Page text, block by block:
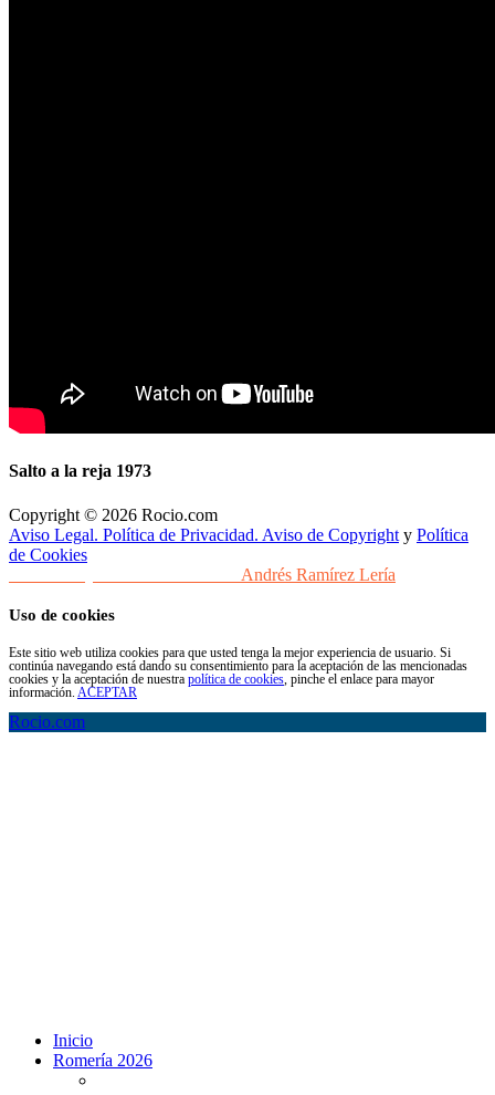
Salto a la reja 1973
Copyright © 2026 Rocio.com
Aviso Legal. Política de Privacidad. Aviso de Copyright y Política
de Cookies
Andrés Ramírez Lería
Uso de cookies
Este sitio web utiliza cookies para que usted tenga la mejor experiencia de usuario. Si
continúa navegando está dando su consentimiento para la aceptación de las mencionadas
cookies y la aceptación de nuestra política de cookies , pinche el enlace para mayor
información. ACEPTAR
Rocio.com
Inicio
Romería 2026